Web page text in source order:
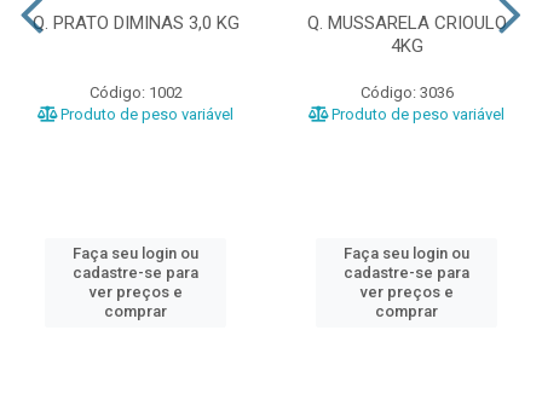
Q. PRATO DIMINAS 3,0 KG
Código: 1002
Produto de peso variável
Faça seu login ou
cadastre-se para
ver preços e
comprar
Q. MUSSARELA CRIOULO
4KG
Código: 3036
Produto de peso variável
Faça seu login ou
cadastre-se para
ver preços e
comprar